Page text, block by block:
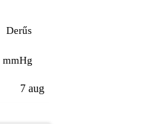
Derűs
mmHg
+32°C